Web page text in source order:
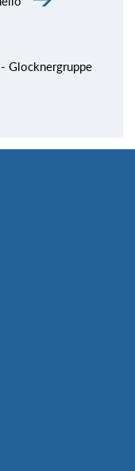
Glocknergruppe